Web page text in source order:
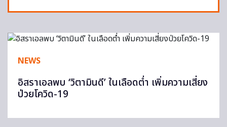
NEWS
อิสราเอลพบ ‘วิตามินดี’ ในเลือดต่ำ เพิ่มความเสี่ยง
ป่วยโควิด-19